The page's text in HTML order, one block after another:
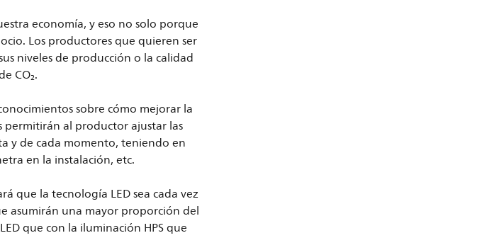
economía, y eso no solo porque
Los productores que quieren ser
niveles de producción o la calidad
CO₂.
sobre cómo mejorar la
permitirán al productor ajustar las
y de cada momento, teniendo en
en la instalación, etc.
que la tecnología LED sea cada vez
asumirán una mayor proporción del
que con la iluminación HPS que